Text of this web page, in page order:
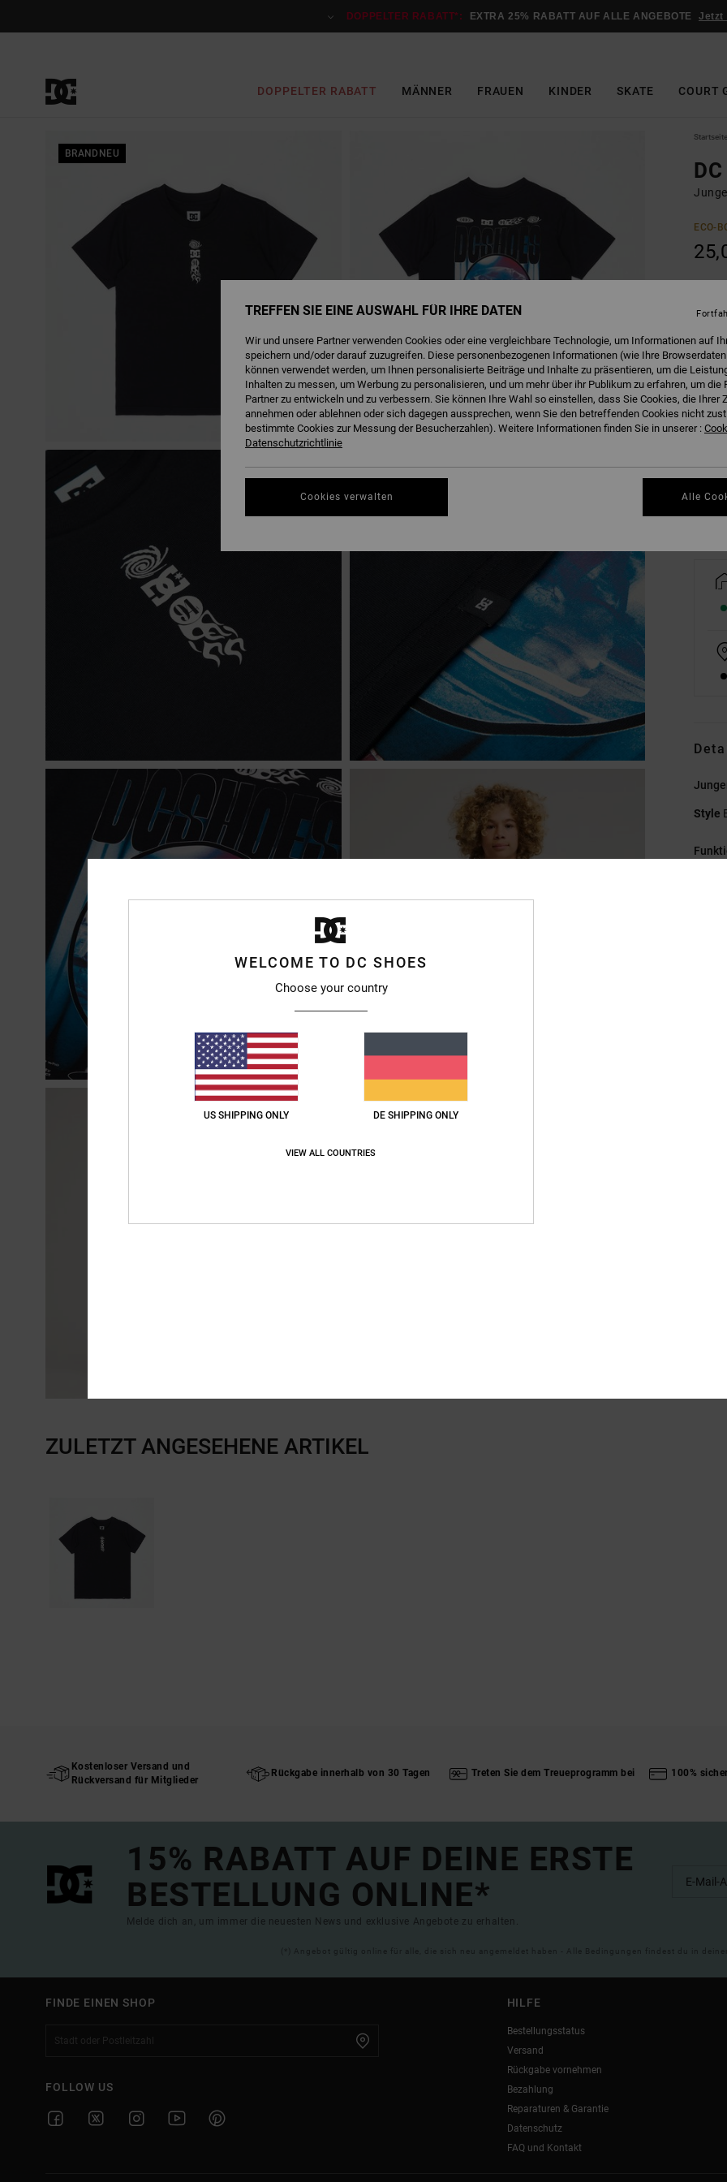
DOPPELTER RABATT*: EXTRA 25% RABATT AUF ALLE ANGEBOTE Jetzt
DOPPELTER RABATT MÄNNER FRAUEN KINDER SKATE COURT
BRANDNEU
Startseite
ECO-
8/
Style
ZULETZT ANGESEHENE ARTIKEL
Kostenloser Versand und
Rückversand für Mitglieder
Rückgabe innerhalb von 30 Tagen Treten Sie dem Treueprogramm bei 100%
15% RABATT AUF DEINE ERSTE
BESTELLUNG ONLINE*
Melde dich an, um immer die neuesten News und exklusive Angebote zu erhalten.
(*) Angebot gültig online für alle, die sich neu angemeldet haben - Alle Bedingungen findest du in
FINDE EINEN SHOP
FOLLOW US
HILFE
Bestellungsstatus
Versand
Rückgabe vornehmen
Bezahlung
Reparaturen & Garantie
Datenschutz
FAQ und Kontakt
WELCOME TO DC SHOES
Choose your country
US SHIPPING ONLY DE SHIPPING ONLY
VIEW ALL COUNTRIES
TREFFEN SIE EINE AUSWAHL FÜR IHRE DATEN
Wir und unsere Partner verwenden Cookies oder eine vergleichbare Technologie, um Informationen auf
speichern und/oder darauf zuzugreifen. Diese personenbezogenen Informationen (wie Ihre
können verwendet werden, um Ihnen personalisierte Beiträge und Inhalte zu präsentieren, um die
Inhalten zu messen, um Werbung zu personalisieren, und um mehr über ihr Publikum zu erfahren, um die
Partner zu entwickeln und zu verbessern. Sie können Ihre Wahl so einstellen, dass Sie Cookies, die Ihrer
annehmen oder ablehnen oder sich dagegen aussprechen, wenn Sie den betreffenden Cookies nicht
bestimmte Cookies zur Messung der Besucherzahlen). Weitere Informationen finden Sie in unserer :
Datenschutzrichtlinie
Cookies verwalten Alle